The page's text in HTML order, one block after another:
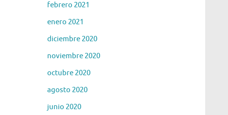
febrero 2021
enero 2021
diciembre 2020
noviembre 2020
octubre 2020
agosto 2020
junio 2020